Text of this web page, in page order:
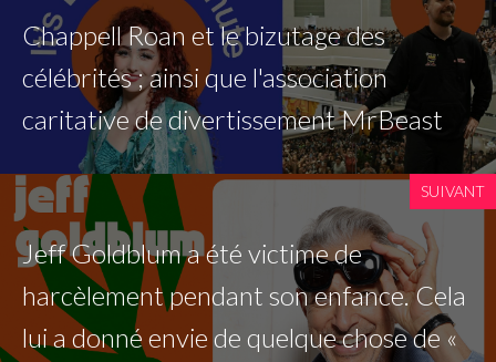
Chappell Roan et le bizutage des
célébrités ; ainsi que l'association
caritative de divertissement MrBeast
SUIVANT
Jeff Goldblum a été victime de
harcèlement pendant son enfance. Cela
lui a donné envie de quelque chose de «